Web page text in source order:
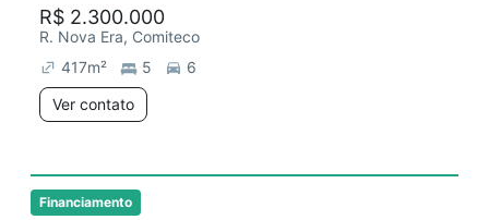
Financiamento
R$ 2.300.000
R. Nova Era, Comiteco
417m² 5
6
Ver contato